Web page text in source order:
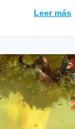
Leer más